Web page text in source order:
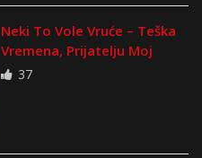
Neki To Vole Vruće – Teška
Vremena, Prijatelju Moj
37